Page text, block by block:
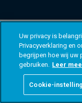
Uw privacy is
Privacyverklaring en
begrijpen hoe wij uw
gebruiken. Leer
Cookie-